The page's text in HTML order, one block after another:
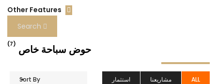
حوض سباحة خاص (7)
ALL مشاريعنا استثمار Sort By